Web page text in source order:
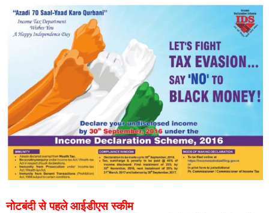
नोटबंदी से पहले आईडीएस स्कीम